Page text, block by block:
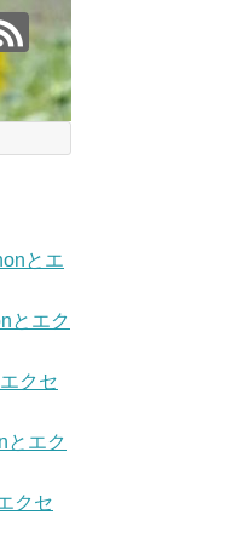
とエ
とエク
クセ
とエク
クセ